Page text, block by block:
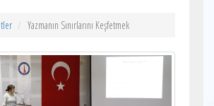
Yazmanın Sınırlarını Keşfetmek